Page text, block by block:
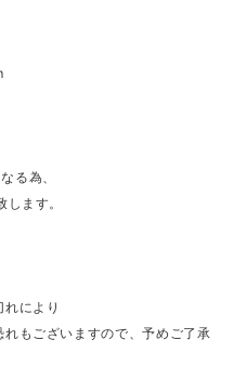
る為、
ます。
により
もございますので、予めご了承